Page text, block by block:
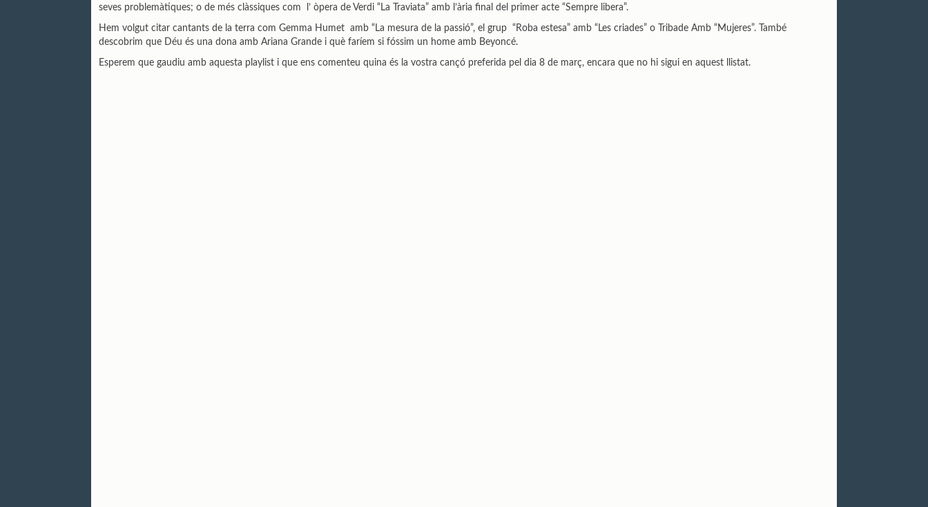
seves problemàtiques; o de més clàssiques com l’ òpera de Verdi “La Traviata” amb l’ària final del primer acte “Sempre libera”.
Hem volgut citar cantants de la terra com Gemma Humet amb “La mesura de la passió”, el grup “Roba estesa” amb “Les criades” o Tribade Amb “Mujeres”. També
descobrim que Déu és una dona amb Ariana Grande i què faríem si fóssim un home amb Beyoncé.
Esperem que gaudiu amb aquesta playlist i que ens comenteu quina és la vostra cançó preferida pel dia 8 de març, encara que no hi sigui en aquest llistat.